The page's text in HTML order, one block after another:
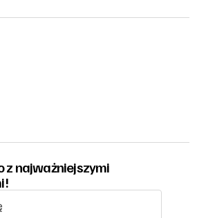
z najważniejszymi